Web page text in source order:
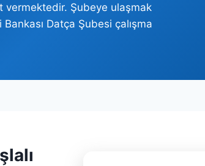
vermektedir. Şubeye ulaşmak
Datça Şubesi çalışma